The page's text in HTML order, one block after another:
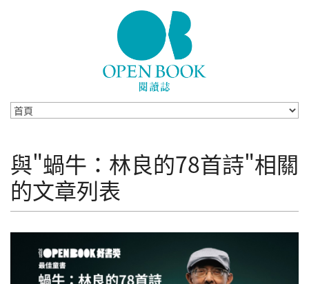
與"蝸牛：林良的78首詩"相關
的文章列表